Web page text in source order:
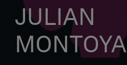
JULIAN
MONTOYA